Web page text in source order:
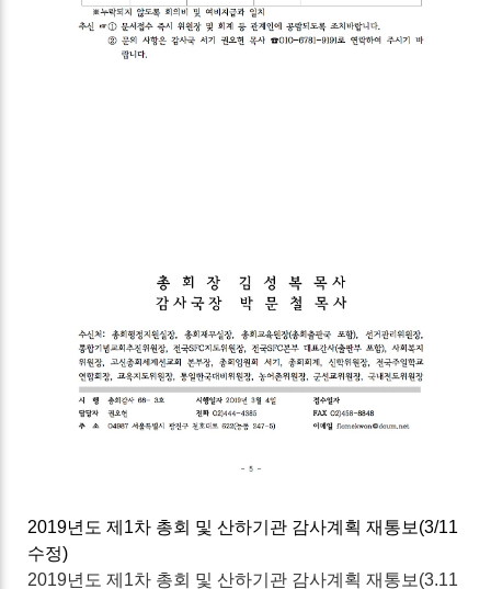
2019년도 제1차 총회 및 산하기관 감사계획 재통보(3/11
수정)
2019년도 제1차 총회 및 산하기관 감사계획 재통보(3.11